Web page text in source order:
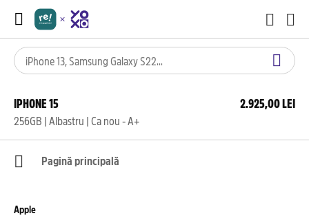
IPHONE 15
256GB | Albastru | Ca nou - A+
2.925,00 LEI
Pagină principală
Apple